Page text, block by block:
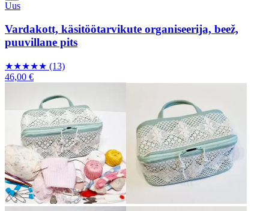
Uus
Vardakott, käsitöötarvikute organiseerija, beež,
puuvillane pits
★★★★★ (13)
46,00 €